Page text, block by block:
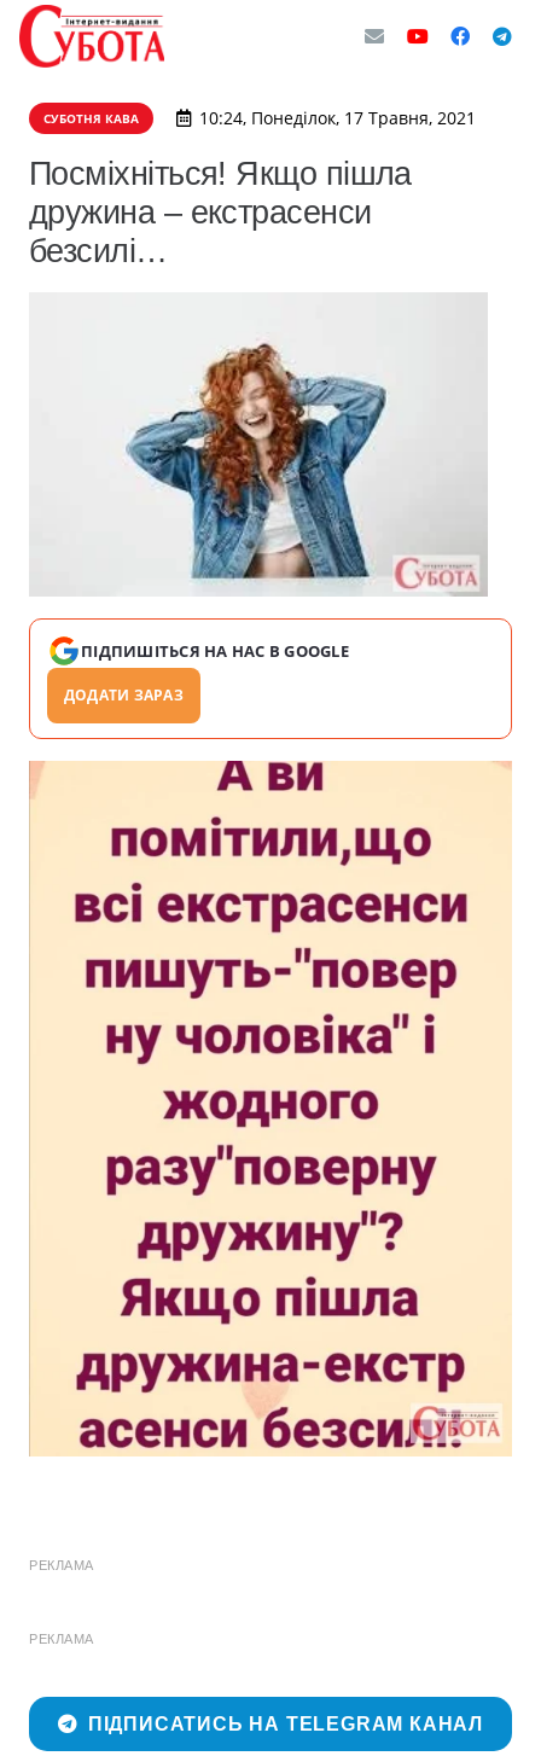
СУБОТНЯ КАВА 10:24, Понеділок, 17 Травня, 2021
Посміхніться! Якщо пішла
дружина – екстрасенси
безсилі…
ПІДПИШІТЬСЯ НА НАС В GOOGLE
ДОДАТИ ЗАРАЗ
РЕКЛАМА
РЕКЛАМА
ПІДПИСАТИСЬ НА TELEGRAM КАНАЛ